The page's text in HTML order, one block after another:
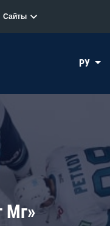
Сайты
РУ
Мг»